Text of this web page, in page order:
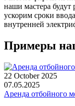
наши мастера будут
ускорим сроки
внутренней
Примеры
22 October 2025
07.05.2025
Аренда отбойного